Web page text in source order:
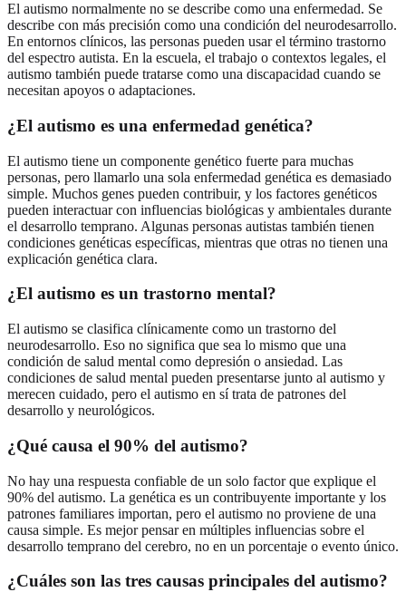
El autismo normalmente no se describe como una enfermedad. Se
describe con más precisión como una condición del neurodesarrollo.
En entornos clínicos, las personas pueden usar el término trastorno
del espectro autista. En la escuela, el trabajo o contextos legales, el
autismo también puede tratarse como una discapacidad cuando se
necesitan apoyos o adaptaciones.
¿El autismo es una enfermedad genética?
El autismo tiene un componente genético fuerte para muchas
personas, pero llamarlo una sola enfermedad genética es demasiado
simple. Muchos genes pueden contribuir, y los factores genéticos
pueden interactuar con influencias biológicas y ambientales durante
el desarrollo temprano. Algunas personas autistas también tienen
condiciones genéticas específicas, mientras que otras no tienen una
explicación genética clara.
¿El autismo es un trastorno mental?
El autismo se clasifica clínicamente como un trastorno del
neurodesarrollo. Eso no significa que sea lo mismo que una
condición de salud mental como depresión o ansiedad. Las
condiciones de salud mental pueden presentarse junto al autismo y
merecen cuidado, pero el autismo en sí trata de patrones del
desarrollo y neurológicos.
¿Qué causa el 90% del autismo?
No hay una respuesta confiable de un solo factor que explique el
90% del autismo. La genética es un contribuyente importante y los
patrones familiares importan, pero el autismo no proviene de una
causa simple. Es mejor pensar en múltiples influencias sobre el
desarrollo temprano del cerebro, no en un porcentaje o evento único.
¿Cuáles son las tres causas principales del autismo?